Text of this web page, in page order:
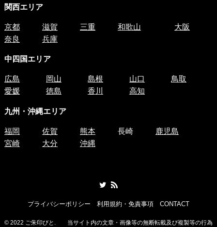
関西エリア
京都 滋賀 三重 和歌山
大阪
奈良
兵庫
中四国エリア
広島 岡山 島根 山口
鳥取
愛媛
徳島 香川 高知
九州・沖縄エリア
福岡 佐賀 熊本 長崎
鹿児島
宮崎
大分 沖縄
プライバシーポリシー 利用規約・免責事項 CONTACT
© 2022 ご朱印びと. 当サイト内の文章・画像等の無断転載及び複製等の行為